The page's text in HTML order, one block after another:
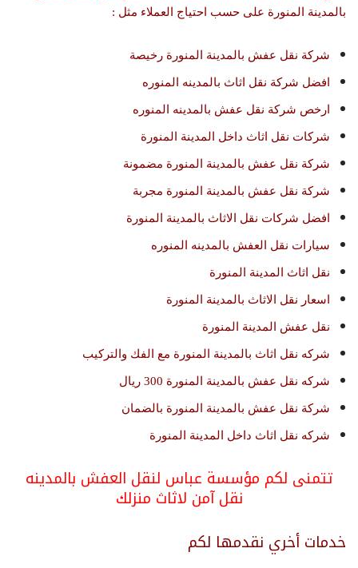
بالمدينة المنورة على حسب احتياج العملاء مثل :
شركة نقل عفش بالمدينة المنورة رخيصة
افضل شركة نقل اثاث بالمدينه المنوره
ارخص شركة نقل عفش بالمدينه المنوره
شركات نقل اثاث داخل المدينة المنورة
شركة نقل عفش بالمدينة المنورة مضمونة
شركة نقل عفش بالمدينة المنورة مجربة
افضل شركات نقل الاثاث بالمدينة المنورة
سيارات نقل العفش بالمدينه المنوره
نقل اثاث المدينة المنورة
اسعار نقل الاثاث بالمدينة المنورة
نقل عفش المدينة المنورة
شركه نقل اثاث بالمدينة المنورة مع الفك والتركيب
شركه نقل عفش بالمدينة المنورة 300 ريال
شركة نقل عفش بالمدينة المنورة بالضمان
شركه نقل اثاث داخل المدينة المنورة
تتمنى لكم مؤسسة عباس لنقل العفش بالمدينه
نقل آمن لاثاث منزلك
خدمات أخري نقدمها لكم